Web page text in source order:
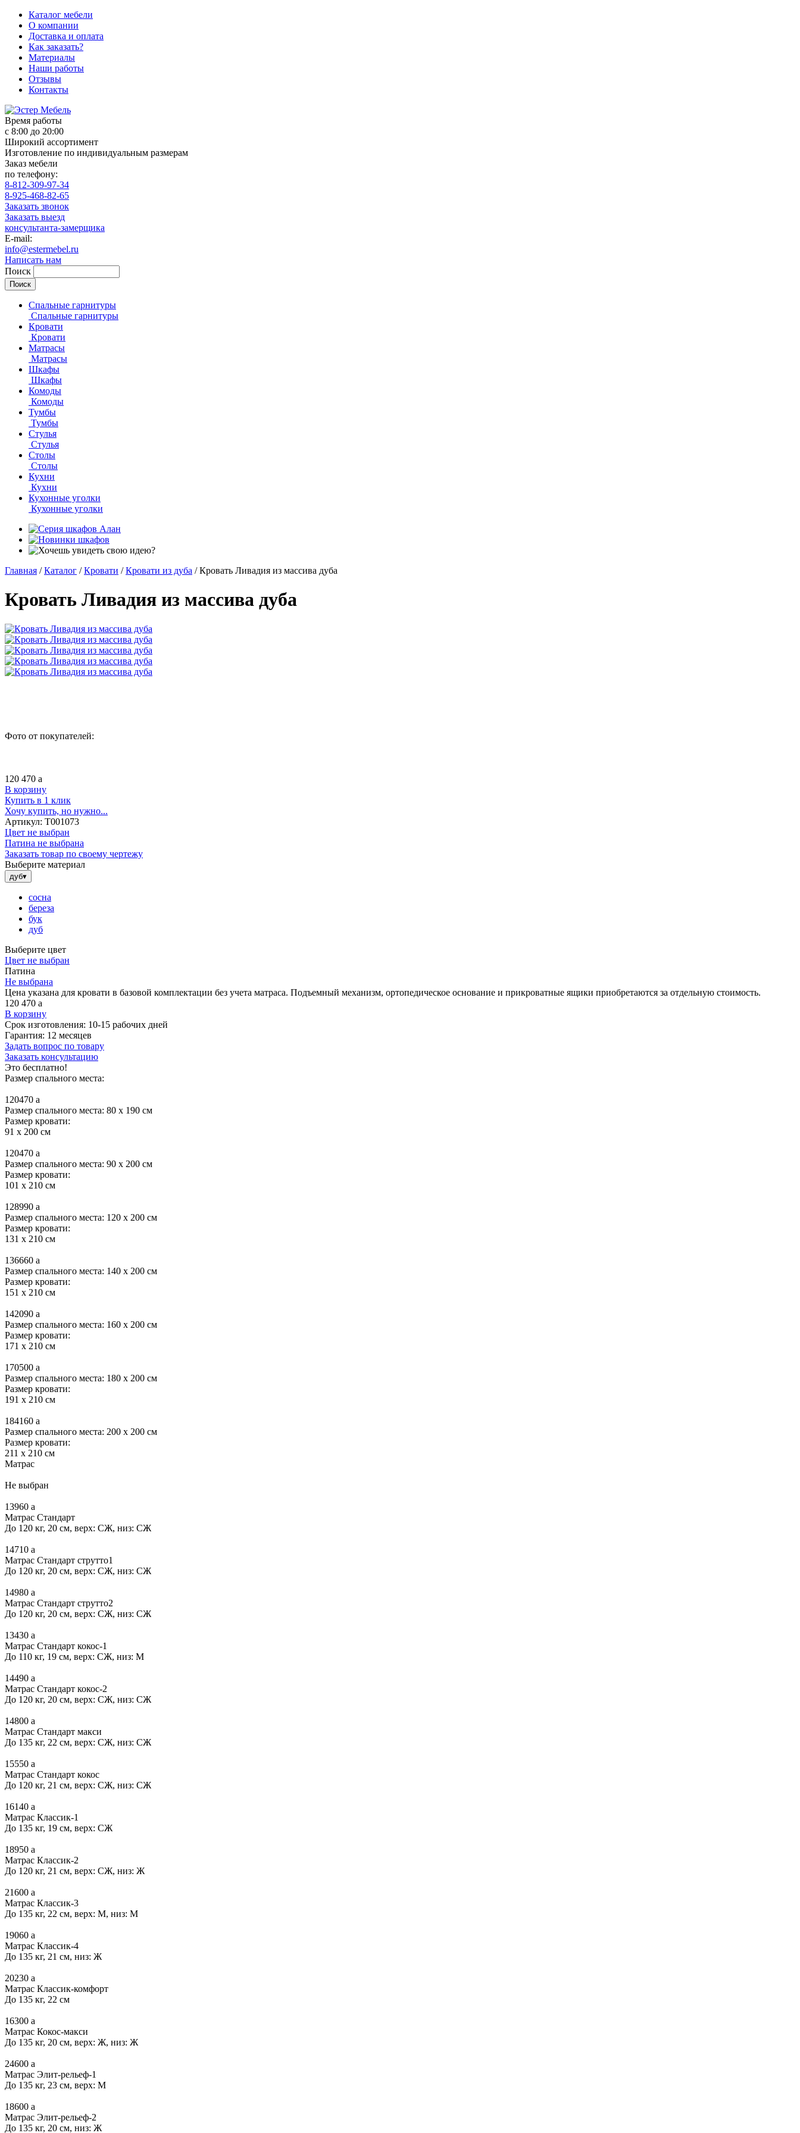
Каталог мебели
О компании
Доставка и оплата
Как заказать?
Материалы
Наши работы
Отзывы
Контакты
Время работы
с 8:00 до 20:00
Широкий ассортимент
Изготовление по индивидуальным размерам
Заказ мебели
по телефону:
8-812-309-97-34
8-925-468-82-65
Заказать звонок
Заказать выезд
консультанта-замерщика
E-mail:
info@estermebel.ru
Написать нам
Поиск
Спальные гарнитуры
Спальные гарнитуры
Кровати
Кровати
Матрасы
Матрасы
Шкафы
Шкафы
Комоды
Комоды
Тумбы
Тумбы
Стулья
Стулья
Столы
Столы
Кухни
Кухни
Кухонные уголки
Кухонные уголки
Главная / Каталог / Кровати / Кровати из дуба / Кровать Ливадия из массива дуба
Кровать Ливадия из массива дуба
Фото от покупателей:
120 470 a
В корзину
Купить в 1 клик
Хочу купить, но нужно...
Артикул: Т001073
Цвет не выбран
Патина не выбрана
Заказать товар по своему чертежу
Выберите материал
дуб▾
сосна
береза
бук
дуб
Выберите цвет
Цвет не выбран
Патина
Не выбрана
Цена указана для кровати в базовой комплектации без учета матраса. Подъемный механизм, ортопедическое основание и прикроватные ящики приобретаются за отдельную стоимость.
120 470 a
В корзину
Срок изготовления: 10-15 рабочих дней
Гарантия: 12 месяцев
Задать вопрос по товару
Заказать консультацию
Это бесплатно!
Размер спального места:
120470 a
Размер спального места: 80 x 190 см
Размер кровати:
91 x 200 см
120470 a
Размер спального места: 90 x 200 см
Размер кровати:
101 x 210 см
128990 a
Размер спального места: 120 x 200 см
Размер кровати:
131 x 210 см
136660 a
Размер спального места: 140 x 200 см
Размер кровати:
151 x 210 см
142090 a
Размер спального места: 160 x 200 см
Размер кровати:
171 x 210 см
170500 a
Размер спального места: 180 x 200 см
Размер кровати:
191 x 210 см
184160 a
Размер спального места: 200 x 200 см
Размер кровати:
211 x 210 см
Матрас
Не выбран
13960 a
Матрас Стандарт
До 120 кг, 20 см, верх: СЖ, низ: СЖ
14710 a
Матрас Стандарт струтто1
До 120 кг, 20 см, верх: СЖ, низ: СЖ
14980 a
Матрас Стандарт струтто2
До 120 кг, 20 см, верх: СЖ, низ: СЖ
13430 a
Матрас Стандарт кокос-1
До 110 кг, 19 см, верх: СЖ, низ: М
14490 a
Матрас Стандарт кокос-2
До 120 кг, 20 см, верх: СЖ, низ: СЖ
14800 a
Матрас Стандарт макси
До 135 кг, 22 см, верх: СЖ, низ: СЖ
15550 a
Матрас Стандарт кокос
До 120 кг, 21 см, верх: СЖ, низ: СЖ
16140 a
Матрас Классик-1
До 135 кг, 19 см, верх: СЖ
18950 a
Матрас Классик-2
До 120 кг, 21 см, верх: СЖ, низ: Ж
21600 a
Матрас Классик-3
До 135 кг, 22 см, верх: М, низ: М
19060 a
Матрас Классик-4
До 135 кг, 21 см, низ: Ж
20230 a
Матрас Классик-комфорт
До 135 кг, 22 см
16300 a
Матрас Кокос-макси
До 135 кг, 20 см, верх: Ж, низ: Ж
24600 a
Матрас Элит-рельеф-1
До 135 кг, 23 см, верх: М
18600 a
Матрас Элит-рельеф-2
До 135 кг, 20 см, низ: Ж